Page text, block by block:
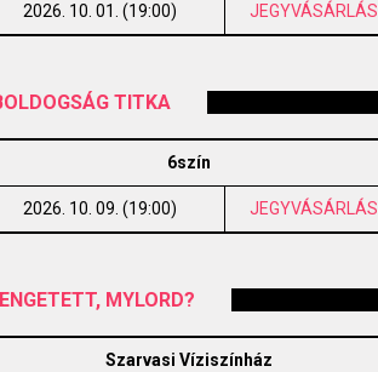
2026. 10. 01. (19:00) JEGYVÁSÁRLÁS
TITKA
6szín
2026. 10. 09. (19:00) JEGYVÁSÁRLÁS
MYLORD?
Szarvasi Víziszínház